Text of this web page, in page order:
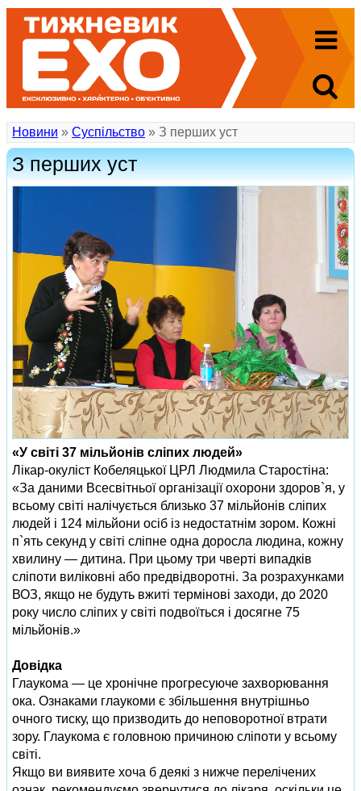
Новини » Суспільство » З перших уст
З перших уст
«У світі 37 мільйонів сліпих людей»
Лікар-окуліст Кобеляцької ЦРЛ Людмила Старостіна:
«За даними Всесвітньої організації охорони здоров`я, у
всьому світі налічується близько 37 мільйонів сліпих
людей і 124 мільйони осіб із недостатнім зором. Кожні
п`ять секунд у світі сліпне одна доросла людина, кожну
хвилину — дитина. При цьому три чверті випадків
сліпоти виліковні або предвідворотні. За розрахунками
ВОЗ, якщо не будуть вжиті термінові заходи, до 2020
року число сліпих у світі подвоїться і досягне 75
мільйонів.»
Довідка
Глаукома — це хронічне прогресуюче захворювання
ока. Ознаками глаукоми є збільшення внутрішньо
очного тиску, що призводить до неповоротної втрати
зору. Глаукома є головною причиною сліпоти у всьому
світі.
Якщо ви виявите хоча б деякі з нижче перелічених